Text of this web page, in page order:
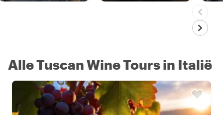
Alle Tuscan Wine Tours in Italië